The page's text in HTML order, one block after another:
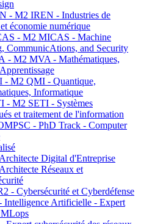
- M2 IREN - Industries de
économie numérique
- M2 MICAS - Machine
CommunicAtions, and Security
- M2 MVA - Mathématiques,
- M2 QMI - Quantique,
Informatique
- M2 SETI - Systèmes
et traitement de l'information
- PhD Track - Computer
Digital d'Entreprise
Réseaux et
- Cybersécurité et Cyberdéfense
Intelligence Artificielle - Expert